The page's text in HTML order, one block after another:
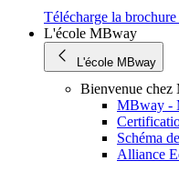
Télécharge la brochure
L'école MBway
L'école MBway
Bienvenue
MBway -
Schéma
Alliance